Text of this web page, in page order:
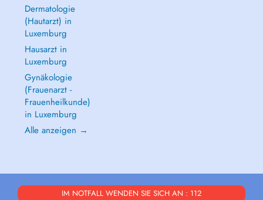
Dermatologie
(Hautarzt) in
Luxemburg
Hausarzt in
Luxemburg
Gynäkologie
(Frauenarzt -
Frauenheilkunde)
in Luxemburg
Alle anzeigen →
IM NOTFALL WENDEN SIE SICH AN : 112